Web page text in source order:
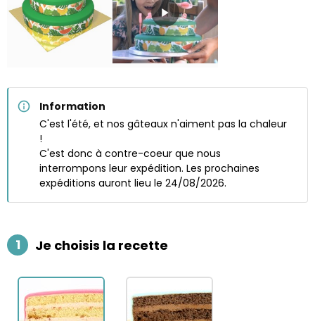
Information
C'est l'été, et nos gâteaux n'aiment pas la chaleur
!
C'est donc à contre-coeur que nous
interrompons leur expédition. Les prochaines
expéditions auront lieu le 24/08/2026.
1 Je choisis la recette